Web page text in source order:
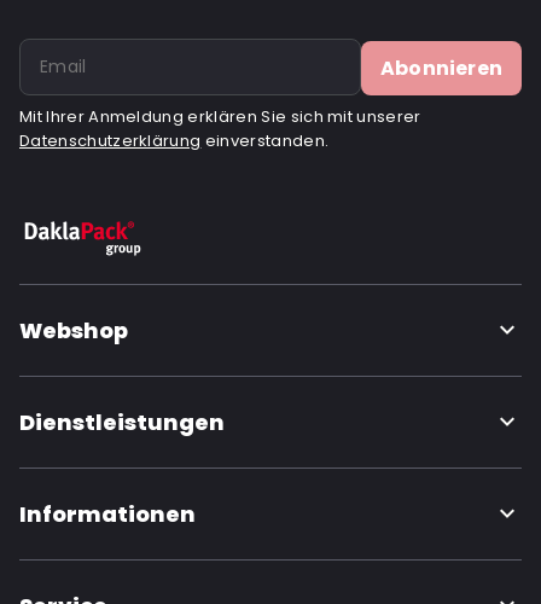
Abonnieren
Mit Ihrer Anmeldung erklären Sie sich mit unserer
Datenschutzerklärung einverstanden.
Webshop
Dienstleistungen
Informationen